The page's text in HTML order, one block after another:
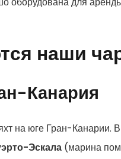
наши
Канария
на юге Гран-Канарии. В
Эскала (марина